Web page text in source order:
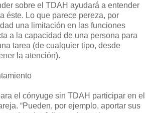
sobre el TDAH ayudará a entender
éste. Lo que parece pereza, por
una limitación en las funciones
a la capacidad de una persona para
tarea (de cualquier tipo, desde
la atención).
el cónyuge sin TDAH participar en el
“Pueden, por ejemplo, aportar sus